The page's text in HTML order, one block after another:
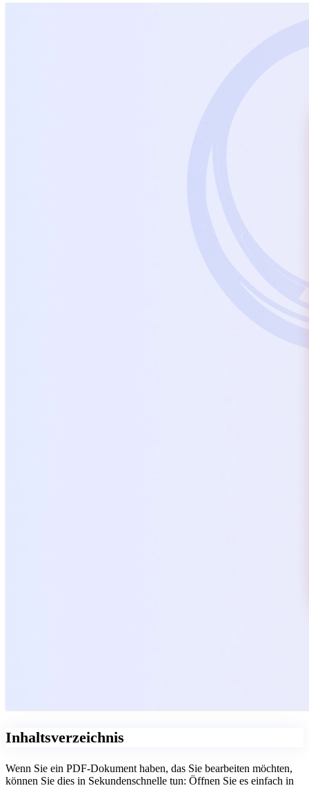
Inhaltsverzeichnis
Wenn Sie ein PDF-Dokument haben, das Sie bearbeiten möchten,
können Sie dies in Sekundenschnelle tun: Öffnen Sie es einfach in